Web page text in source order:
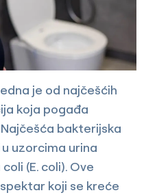
je od najčešćih
koja pogađa
bakterijska
uzorcima urina
(E. coli). Ove
koji se kreće